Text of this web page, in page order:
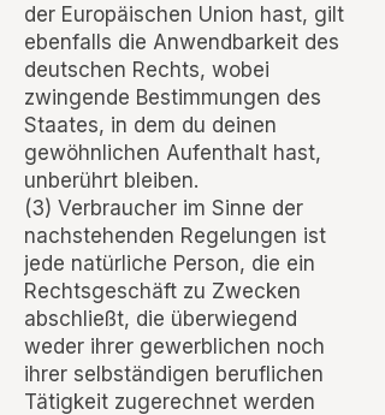
der Europäischen Union hast, gilt
ebenfalls die Anwendbarkeit des
deutschen Rechts, wobei
zwingende Bestimmungen des
Staates, in dem du deinen
gewöhnlichen Aufenthalt hast,
unberührt bleiben.
(3) Verbraucher im Sinne der
nachstehenden Regelungen ist
jede natürliche Person, die ein
Rechtsgeschäft zu Zwecken
abschließt, die überwiegend
weder ihrer gewerblichen noch
ihrer selbständigen beruflichen
Tätigkeit zugerechnet werden